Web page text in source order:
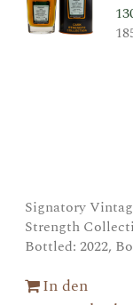
Signatory
Strength
Bottled: 2022,
In den